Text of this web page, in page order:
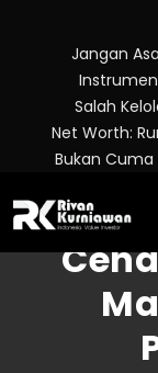
Jangan
Salah
Net Worth:
Bukan Cuma
5